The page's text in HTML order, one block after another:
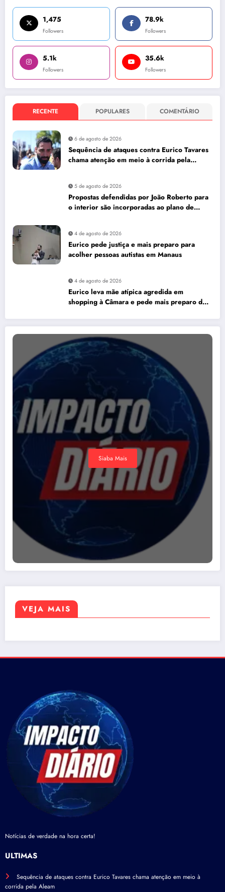
1,475
Followers
78.9k
Followers
5.1k
Followers
35.6k
Followers
RECENTE POPULARES COMENTÁRIO
6 de agosto de 2026
Sequência de ataques contra Eurico Tavares
chama atenção em meio à corrida pela
5 de agosto de 2026
Propostas defendidas por João Roberto para
o interior são incorporadas ao plano de
4 de agosto de 2026
Eurico pede justiça e mais preparo para
acolher pessoas autistas em Manaus
4 de agosto de 2026
Eurico leva mãe atípica agredida em
shopping à Câmara e pede mais preparo dos
Siaba Mais
VEJA MAIS
Notícias de verdade na hora certa!
ÚLTIMAS
Sequência de ataques contra Eurico Tavares chama atenção em meio à
corrida pela Aleam